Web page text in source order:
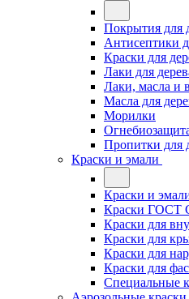
Покрытия для
Антисептики
Краски для
Лаки для
Лаки, масла и
Масла для
Морилки
Пропитки для
Краски и эмали
Краски и
Краски ГОСТ
Краски для
Краски для
Краски для
Краски для
Специальные